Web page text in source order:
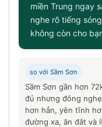
miền Trung ngay
nghe rõ tiếng
không còn cho
so với Sầm Sơn
Sầm Sơn gần hơn
đủ nhưng đông
hơn hẳn, yên tĩnh
đường xa, ăn đắt và